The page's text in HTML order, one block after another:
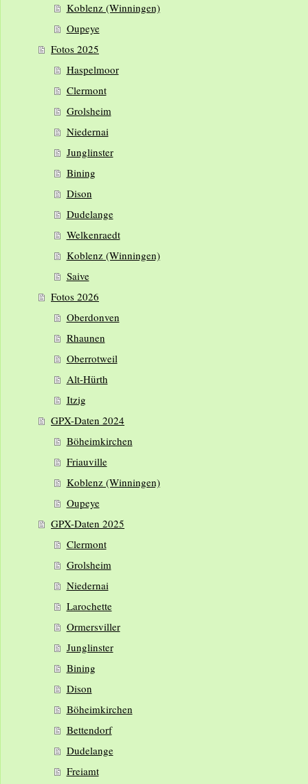
Koblenz (Winningen)
Oupeye
Fotos 2025
Haspelmoor
Clermont
Grolsheim
Niedernai
Junglinster
Bining
Dison
Dudelange
Welkenraedt
Koblenz (Winningen)
Saive
Fotos 2026
Oberdonven
Rhaunen
Oberrotweil
Alt-Hürth
Itzig
GPX-Daten 2024
Böheimkirchen
Friauville
Koblenz (Winningen)
Oupeye
GPX-Daten 2025
Clermont
Grolsheim
Niedernai
Larochette
Ormersviller
Junglinster
Bining
Dison
Böheimkirchen
Bettendorf
Dudelange
Freiamt